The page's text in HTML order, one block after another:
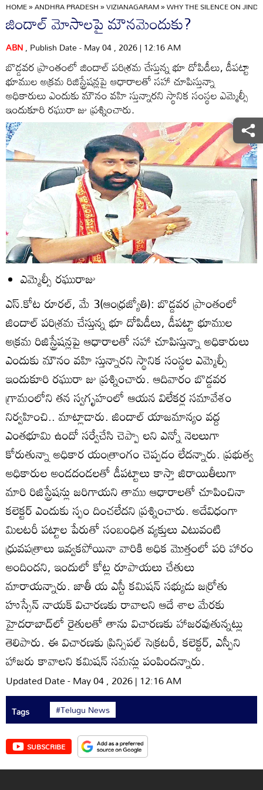
HOME»ANDHRA PRADESH»VIZIANAGARAM»WHY THE SILENCE ON
జిందాల్‌ మోసాలపై మౌనమెందుకు?
ABN, Publish Date - May 04 , 2026 | 12:16 AM
బొడ్డవర ప్రాంతంలో జిందాల్‌ పరిశ్రమ చేస్తున్న భూ దోపిడీలు, డీపట్టా
భూముల అక్రమ రిజిస్ట్రేషన్లపై ఆధారాలతో సహా చూపిస్తున్నా
అధికారులు ఎందుకు మౌనం వహి స్తున్నారని స్థానిక సంస్థల ఎమ్మెల్సీ
ఇందుకూరి రఘురా జు ప్రశ్నించారు.
ఎమ్మెల్సీ రఘురాజు
ఎస్‌.కోట రూరల్‌, మే 3(ఆంధ్రజ్యోతి): బొడ్డవర ప్రాంతంలో
జిందాల్‌ పరిశ్రమ చేస్తున్న భూ దోపిడీలు, డీపట్టా భూముల
అక్రమ రిజిస్ట్రేషన్లపై ఆధారాలతో సహా చూపిస్తున్నా అధికారులు
ఎందుకు మౌనం వహి స్తున్నారని స్థానిక సంస్థల ఎమ్మెల్సీ
ఇందుకూరి రఘురా జు ప్రశ్నించారు. ఆదివారం బొడ్డవర
గ్రామంలోని తన స్వగృహంలో ఆయన విలేకర్ల సమావేశం
నిర్వహించి.. మాట్లాడారు. జిందాల్‌ యాజమాన్యం వద్ద
ఎంతభూమి ఉందో సర్వేచేసి చెప్పా లని ఎన్నో నెలలుగా
కోరుతున్నా అధికార యంత్రాంగం చెప్పడం లేదన్నారు. ప్రభుత్వ
అధికారుల అండదండలతో డీపట్టాలు కాస్తా జిరాయితీలుగా
మారి రిజిస్ట్రేషన్లు జరిగాయని తాము ఆధారాలతో చూపించినా
కలెక్టర్‌ ఎందుకు స్పం దించలేదని ప్రశ్నించారు. అదేవిధంగా
మిలటరీ పట్టాల పేరుతో సంబంధిత వ్యక్తులు ఎటువంటి
ధ్రువపత్రాలు ఇవ్వకపోయినా వారికి అధిక మొత్తంలో పరి హారం
అందిందని, ఇందులో కోట్ల రూపాయలు చేతులు
మారాయన్నారు. జాతీ య ఎస్టీ కమిషన్‌ సభ్యుడు జర్రోతు
హుస్సేన్‌ నాయక్‌ విచారణకు రావాలని ఆదే శాల మేరకు
హైదరాబాద్‌లో రైతులతో తాను విచారణకు హాజరవుతున్నట్లు
తెలిపారు. ఈ విచారణకు ప్రిన్సిపల్‌ సెక్రటరీ, కలెక్టర్‌, ఎస్పీని
హాజరు కావాలని కమిషన్‌ సమన్లు పంపిందన్నారు.
Updated Date - May 04 , 2026 | 12:16 AM
Tags #Telugu News
SUBSCRIBE